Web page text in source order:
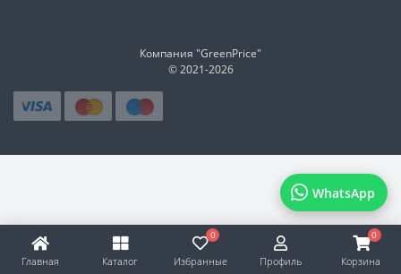
Главная Каталог
0
Избранные Профиль
0
Корзина
WhatsApp
Компания "GreenPrice"
© 2021-2026